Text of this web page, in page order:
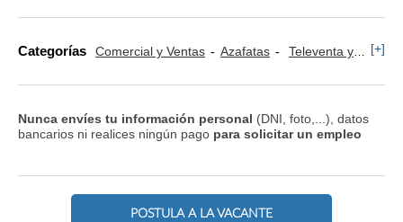
Categorías Comercial y Ventas Azafatas Televenta y Marketing Telefónico [+]
Nunca envíes tu información personal (DNI, foto,...), datos
bancarios ni realices ningún pago para solicitar un empleo
POSTULA A LA VACANTE